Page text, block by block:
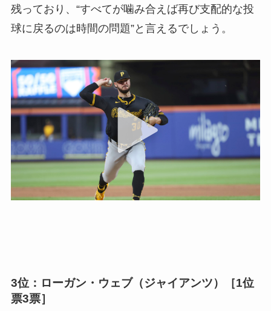
残っており、“すべてが噛み合えば再び支配的な投
球に戻るのは時間の問題”と言えるでしょう。
3位：ローガン・ウェブ（ジャイアンツ）［1位
票3票］